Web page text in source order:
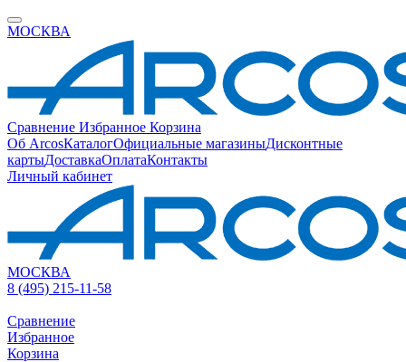
МОСКВА
Сравнение Избранное Корзина
Об ArcosКаталогОфициальные магазиныДисконтные
картыДоставкаОплатаКонтакты
Личный кабинет
МОСКВА
8 (495) 215-11-58
Сравнение
Избранное
Корзина